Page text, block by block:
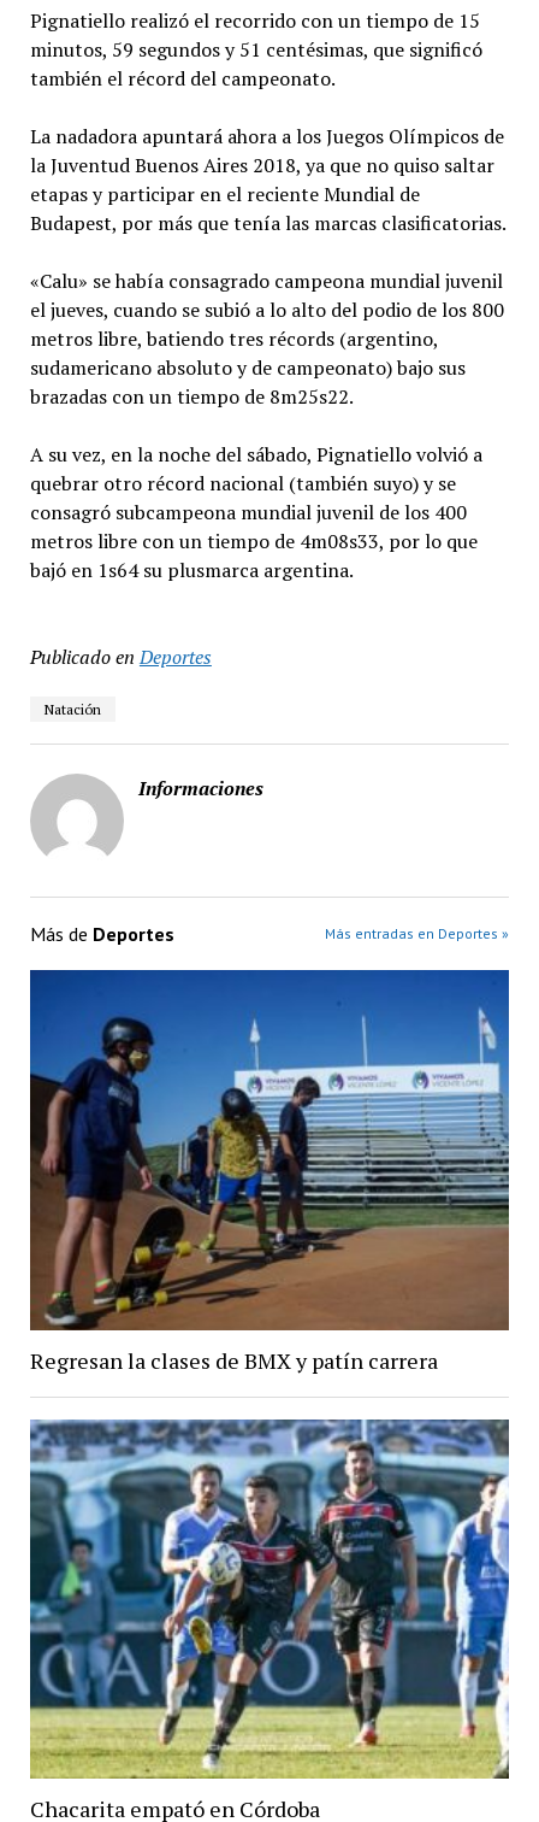
Pignatiello realizó el recorrido con un tiempo de 15
minutos, 59 segundos y 51 centésimas, que significó
también el récord del campeonato.
La nadadora apuntará ahora a los Juegos Olímpicos de
la Juventud Buenos Aires 2018, ya que no quiso saltar
etapas y participar en el reciente Mundial de
Budapest, por más que tenía las marcas clasificatorias.
«Calu» se había consagrado campeona mundial juvenil
el jueves, cuando se subió a lo alto del podio de los 800
metros libre, batiendo tres récords (argentino,
sudamericano absoluto y de campeonato) bajo sus
brazadas con un tiempo de 8m25s22.
A su vez, en la noche del sábado, Pignatiello volvió a
quebrar otro récord nacional (también suyo) y se
consagró subcampeona mundial juvenil de los 400
metros libre con un tiempo de 4m08s33, por lo que
bajó en 1s64 su plusmarca argentina.
Publicado en Deportes
Natación
Informaciones
Más de Deportes Más entradas en Deportes »
Regresan la clases de BMX y patín carrera
Chacarita empató en Córdoba